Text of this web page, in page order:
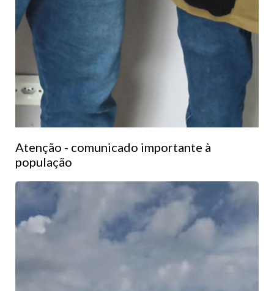
Atenção - comunicado importante à
população